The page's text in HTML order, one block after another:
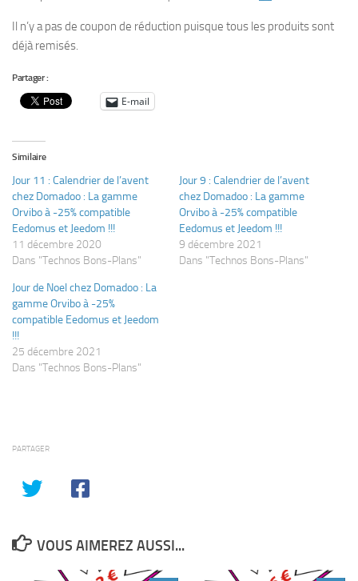
Il n’y a pas de coupon de réduction puisque tous les produits sont
déjà remisés.
Partager :
E-mail
Similaire
Jour 11 : Calendrier de l’avent
chez Domadoo : La gamme
Orvibo à -25% compatible
Eedomus et Jeedom !!!
11 décembre 2020
Dans "Technos Bons-Plans"
Jour 9 : Calendrier de l’avent
chez Domadoo : La gamme
Orvibo à -25% compatible
Eedomus et Jeedom !!!
9 décembre 2021
Dans "Technos Bons-Plans"
Jour de Noel chez Domadoo : La
gamme Orvibo à -25%
compatible Eedomus et Jeedom
!!!
25 décembre 2021
Dans "Technos Bons-Plans"
PARTAGER
VOUS AIMEREZ AUSSI...